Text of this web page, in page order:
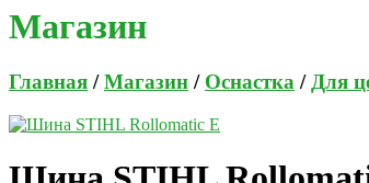
Магазин
Главная /Магазин / Оснастка /Для